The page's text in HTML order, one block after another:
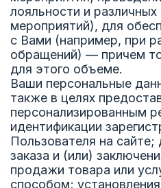
лояльности и различных
мероприятий), для
с Вами (например, при
обращений) — причем
для этого объеме.
Ваши персональные
также в целях
персонализированным
идентификации
Пользователя на
заказа и (или)
продажи товара или
способом;